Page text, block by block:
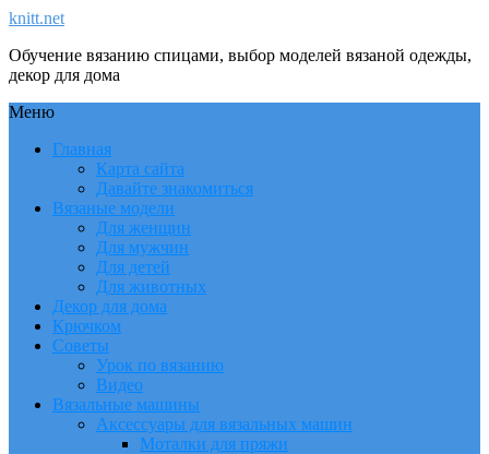
knitt.net
Обучение вязанию спицами, выбор моделей вязаной одежды,
декор для дома
Меню
Главная
Карта сайта
Давайте знакомиться
Вязаные модели
Для женщин
Для мужчин
Для детей
Для животных
Декор для дома
Крючком
Советы
Урок по вязанию
Видео
Вязальные машины
Аксессуары для вязальных машин
Моталки для пряжи